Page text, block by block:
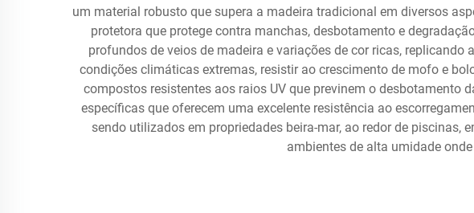
um material robusto que supera a madeira tradicional em diversos
protetora que protege contra manchas, desbotamento e
profundos de veios de madeira e variações de cor ricas,
condições climáticas extremas, resistir ao crescimento de mofo e
compostos resistentes aos raios UV que previnem o
específicas que oferecem uma excelente resistência ao
sendo utilizados em propriedades beira-mar, ao redor de
ambientes de alta umidade